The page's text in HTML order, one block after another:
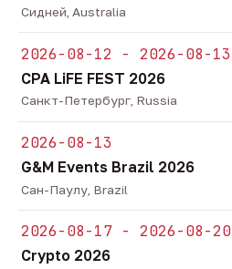
Сидней, Australia
2026-08-12 - 2026-08-13
CPA LiFE FEST 2026
Санкт-Петербург, Russia
2026-08-13
G&M Events Brazil 2026
Сан-Паулу, Brazil
2026-08-17 - 2026-08-20
Crypto 2026